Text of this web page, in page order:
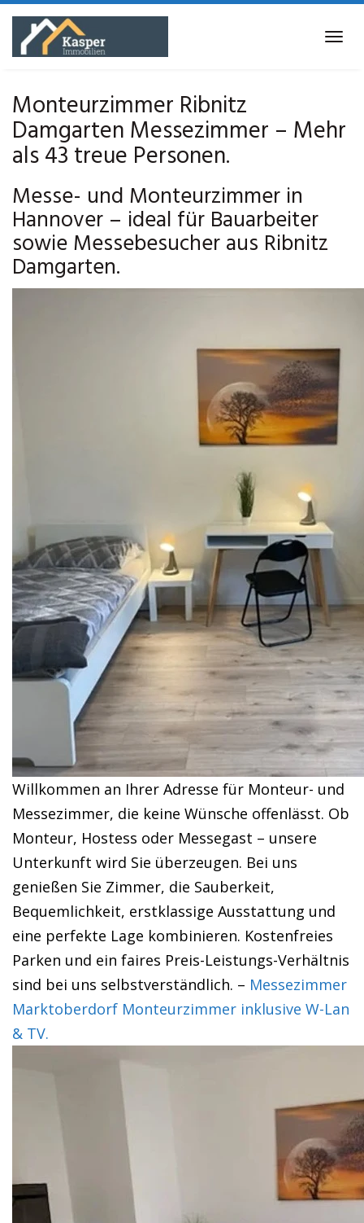
Skip
main
Monteurzimmer Ribnitz
Damgarten Messezimmer – Mehr
als 43 treue Personen.
Messe- und Monteurzimmer in
Hannover – ideal für Bauarbeiter
sowie Messebesucher aus Ribnitz
Damgarten.
Willkommen an Ihrer Adresse für Monteur- und
Messezimmer, die keine Wünsche offenlässt. Ob
Monteur, Hostess oder Messegast – unsere
Unterkunft wird Sie überzeugen. Bei uns
genießen Sie Zimmer, die Sauberkeit,
Bequemlichkeit, erstklassige Ausstattung und
eine perfekte Lage kombinieren. Kostenfreies
Parken und ein faires Preis-Leistungs-Verhältnis
sind bei uns selbstverständlich. – Messezimmer
Marktoberdorf Monteurzimmer inklusive W-Lan
& TV.